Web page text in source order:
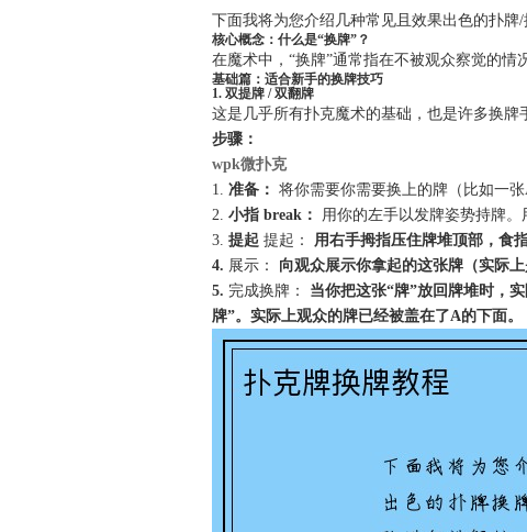
下面我将为您介绍几种常见且效果出色的扑牌
核心概念：什么是“换牌”？
在魔术中，“换牌”通常指在不被观众察觉的情
基础篇：适合新手的换牌技巧
1. 双提牌 / 双翻牌
这是几乎所有扑克魔术的基础，也是许多换牌
步骤：
wpk微扑克
1. 准备： 将你需要你需要换上的牌（比如一
2. 小指 break：
用你的左手以发牌姿势持牌
3. 提起 提起：
用右手拇指压住牌堆顶部，食
4. 展示：
向观众展示你拿起的这张牌（实际
5. 完成换牌：
当你把这张“牌”放回牌堆时，
牌”。实际上观众的牌已经被盖在了A的下面。